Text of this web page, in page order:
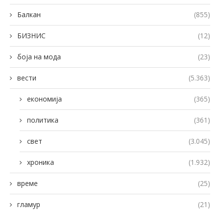
Балкан (855)
БИЗНИС (12)
боја на мода (23)
вести (5.363)
економија (365)
политика (361)
свет (3.045)
хроника (1.932)
време (25)
гламур (21)